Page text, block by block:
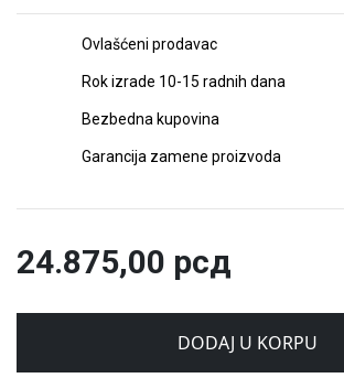
Ovlašćeni prodavac
Rok izrade 10-15 radnih dana
Bezbedna kupovina
Garancija zamene proizvoda
24.875,00 рсд
DODAJ U KORPU